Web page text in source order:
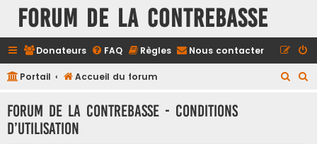
FORUM DE LA CONTREBASSE
Donateurs FAQ Règles Nous contacter
Portail Accueil du forum
FORUM DE LA CONTREBASSE - Conditions
d’utilisation